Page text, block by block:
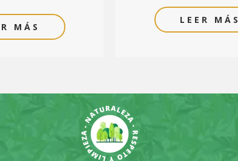
MÁS
LEER MÁS